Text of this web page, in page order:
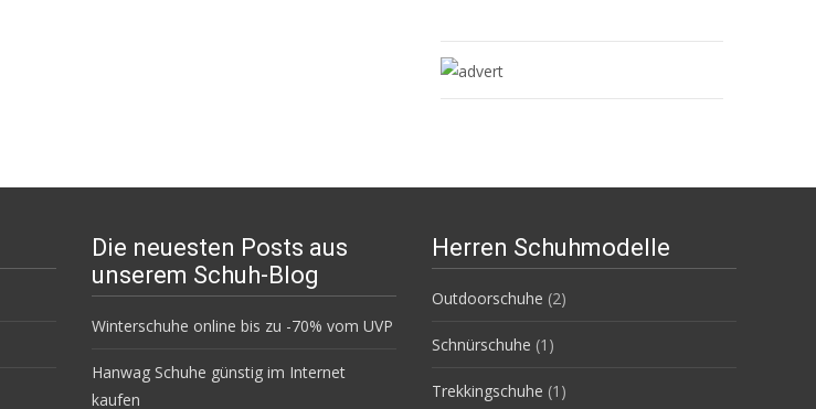
Die neuesten Posts aus
unserem Schuh-Blog
Winterschuhe online bis zu -70% vom UVP
Hanwag Schuhe günstig im Internet
kaufen
Herren Schuhmodelle
Outdoorschuhe (2)
Schnürschuhe (1)
Trekkingschuhe (1)